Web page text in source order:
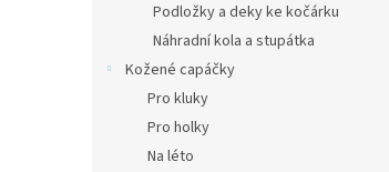
Podložky a deky ke kočárku
Náhradní kola a stupátka
Kožené capáčky
Pro kluky
Pro holky
Na léto